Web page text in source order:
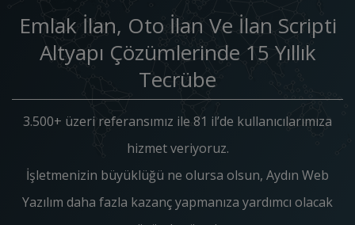
Emlak İlan, Oto İlan Ve İlan Scripti
Altyapı Çözümlerinde 15 Yıllık
Tecrübe
3.500+ üzeri referansımız ile 81 il’de kullanıcılarımıza
hizmet veriyoruz.
İşletmenizin büyüklüğü ne olursa olsun, Aydın Web
Yazılım daha fazla kazanç yapmanıza yardımcı olacak